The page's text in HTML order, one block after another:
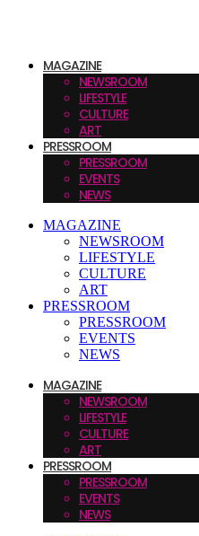
MAGAZINE
NEWSROOM
LIFESTYLE
CULTURE
ART
PRESSROOM
PRESSROOM
EVENTS
NEWS
MAGAZINE
NEWSROOM
LIFESTYLE
CULTURE
ART
PRESSROOM
PRESSROOM
EVENTS
NEWS
MAGAZINE
NEWSROOM
LIFESTYLE
CULTURE
ART
PRESSROOM
PRESSROOM
EVENTS
NEWS